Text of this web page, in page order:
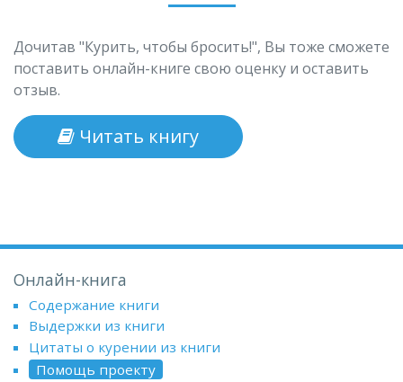
Дочитав "Курить, чтобы бросить!", Вы тоже сможете
поставить онлайн-книге свою оценку и оставить
отзыв.
Читать книгу
Онлайн-книга
Содержание книги
Выдержки из книги
Цитаты о курении из книги
Помощь проекту